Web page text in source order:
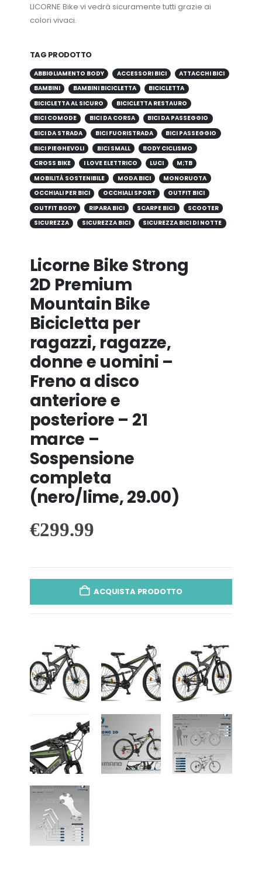
LICORNE Bike vi vedrà sicuramente tutti grazie ai
colori vivaci.
TAG PRODOTTO
ABBIGLIAMENTO BODY ACCESSORI BICI
ATTACCHI BICI
BAMBINI
BAMBINI BICICLETTA
BICICLETTA
BICICLETTA AL SICURO
BICICLETTA RESTAURO
BICI COMODE
BICI DA CORSA
BICI DA PASSEGGIO
BICI DA STRADA
BICI FUORISTRADA
BICI PASSEGGIO
BICI PIEGHEVOLI
BICI SMALL
BODY CICLISMO
CROSS BIKE
I LOVE ELETTRICO LUCI
M;TB
MOBILITÀ SOSTENIBILE
MODA BICI
MONORUOTA
OCCHIALI PER BICI
OCCHIALI SPORT
OUTFIT BICI
OUTFIT BODY
RIPARA BICI SCARPE BICI
SCOOTER
SICUREZZA
SICUREZZA BICI SICUREZZA BICI DI NOTTE
Licorne Bike Strong
2D Premium
Mountain Bike
Bicicletta per
ragazzi, ragazze,
donne e uomini –
Freno a disco
anteriore e
posteriore – 21
marce –
Sospensione
completa
(nero/lime, 29.00)
€299.99
ACQUISTA PRODOTTO